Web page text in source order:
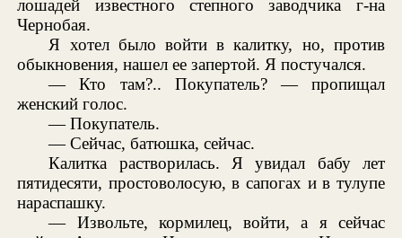
лошадей известного степного заводчика г-на
Чернобая.
Я хотел было войти в калитку, но, против
обыкновения, нашел ее запертой. Я постучался.
— Кто там?.. Покупатель? — пропищал
женский голос.
— Покупатель.
— Сейчас, батюшка, сейчас.
Калитка растворилась. Я увидал бабу лет
пятидесяти, простоволосую, в сапогах и в тулупе
нараспашку.
— Извольте, кормилец, войти, а я сейчас